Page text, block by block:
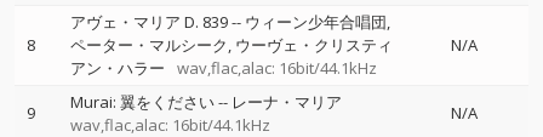
8
アヴェ・マリア D. 839-- ウィーン少年合唱団
ペーター・マルシーク ウーヴェ・クリスティ
アン・ハラー
wav,flac,alac: 16bit/44.1kHz
N/A
9 Murai: 翼をください-- レーナ・マリア
wav,flac,alac: 16bit/44.1kHz
N/A